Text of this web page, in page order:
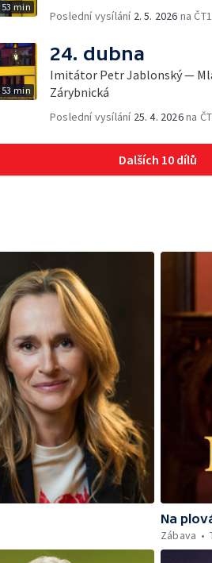
53 min
Poslední vysílání 2. 5. 2026 na ČT1
53 min
24. dubna
Imitátor Petr Jablonský —
Zárybnická
Poslední vysílání 25. 4. 2026na
Dalších 10 dílů
Na
Zábava